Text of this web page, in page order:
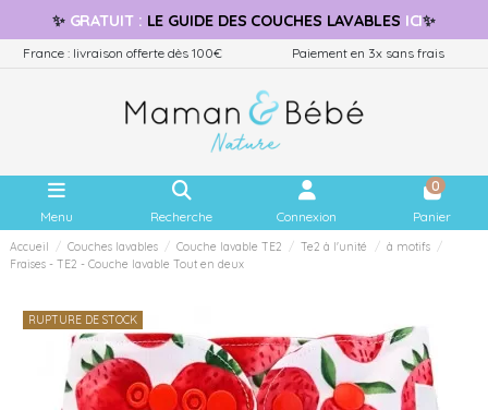
✨ GRATUIT: LE GUIDE DES COUCHES LAVABLES ICI✨
France : livraison offerte dès 100€ Paiement en 3x sans frais
Menu Recherche Connexion
0
Panier
Accueil Couches lavables Couche lavable TE2 Te2 à l'unité
à motifs
Fraises - TE2 - Couche lavable Tout en deux
RUPTURE DE STOCK